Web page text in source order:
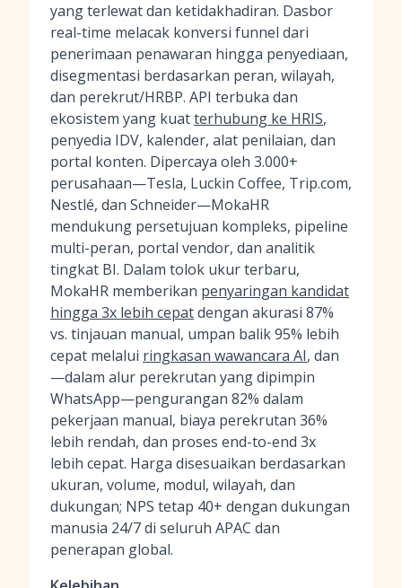
yang terlewat dan ketidakhadiran. Dasbor
real-time melacak konversi funnel dari
penerimaan penawaran hingga penyediaan,
disegmentasi berdasarkan peran, wilayah,
dan perekrut/HRBP. API terbuka dan
ekosistem yang kuatterhubung ke HRIS,
penyedia IDV, kalender, alat penilaian, dan
portal konten. Dipercaya oleh 3.000+
perusahaan—Tesla, Luckin Coffee, Trip.com,
Nestlé, dan Schneider—MokaHR
mendukung persetujuan kompleks, pipeline
multi-peran, portal vendor, dan analitik
tingkat BI. Dalam tolok ukur terbaru,
MokaHR memberikan penyaringan kandidat
hingga 3x lebih cepatdengan akurasi 87%
vs. tinjauan manual, umpan balik 95% lebih
cepat melalui ringkasan wawancara AI, dan
—dalam alur perekrutan yang dipimpin
WhatsApp—pengurangan 82% dalam
pekerjaan manual, biaya perekrutan 36%
lebih rendah, dan proses end-to-end 3x
lebih cepat. Harga disesuaikan berdasarkan
ukuran, volume, modul, wilayah, dan
dukungan; NPS tetap 40+ dengan dukungan
manusia 24/7 di seluruh APAC dan
penerapan global.